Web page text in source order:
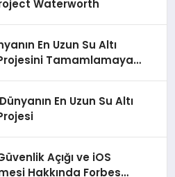
Waterworth
En Uzun Su Altı
Tamamlamaya
En Uzun Su Altı
Açığı ve iOS
Hakkında Forbes